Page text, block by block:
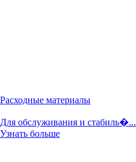
Расходные материалы
Для обслуживания и стабиль�...
Узнать больше